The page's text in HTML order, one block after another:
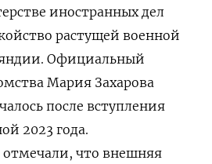
иностранных дел
растущей военной
Официальный
Мария Захарова
после вступления
2023 года.
отмечали, что внешняя